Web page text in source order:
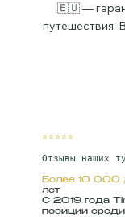
🇪🇺 —
путешествия.
⭐⭐⭐⭐⭐
Отзывы наших
Более 10 000
лет
С 2019 года
позиции